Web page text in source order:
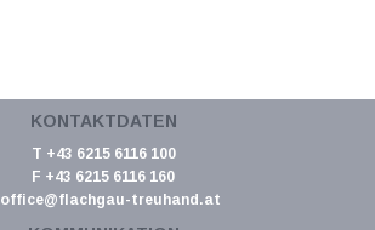
KONTAKTDATEN
T +43 6215 6116 100
F +43 6215 6116 160
office@flachgau-treuhand.at